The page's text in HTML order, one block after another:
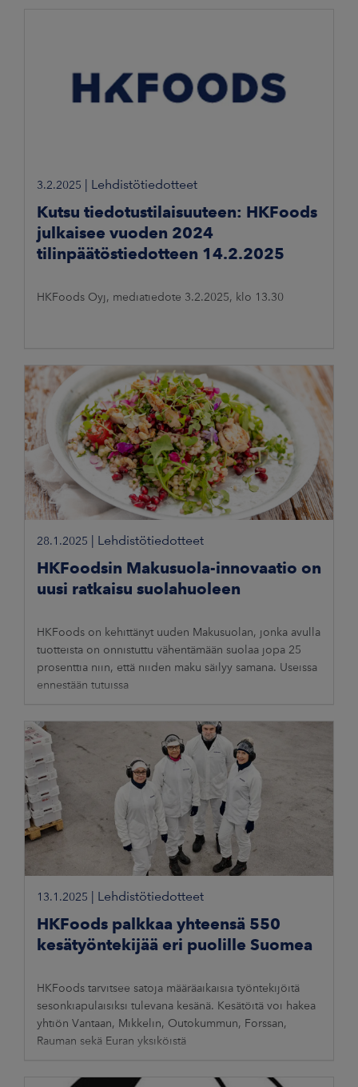
3.2.2025 Lehdistötiedotteet
Kutsu tiedotustilaisuuteen: HKFoods
julkaisee vuoden 2024
tilinpäätöstiedotteen 14.2.2025
HKFoods Oyj, mediatiedote 3.2.2025, klo 13.30
28.1.2025 Lehdistötiedotteet
HKFoodsin Makusuola-innovaatio on
uusi ratkaisu suolahuoleen
HKFoods on kehittänyt uuden Makusuolan, jonka avulla
tuotteista on onnistuttu vähentämään suolaa jopa 25
prosenttia niin, että niiden maku säilyy samana. Useissa
ennestään tutuissa
13.1.2025 Lehdistötiedotteet
HKFoods palkkaa yhteensä 550
kesätyöntekijää eri puolille Suomea
HKFoods tarvitsee satoja määräaikaisia työntekijöitä
sesonkiapulaisiksi tulevana kesänä. Kesätöitä voi hakea
yhtiön Vantaan, Mikkelin, Outokummun, Forssan,
Rauman sekä Euran yksiköistä